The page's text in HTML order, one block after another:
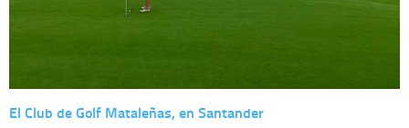
El Club de Golf Mataleñas, en Santander